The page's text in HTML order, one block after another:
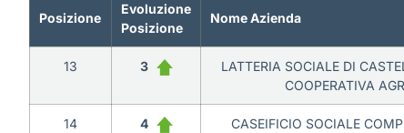
Posizione
Evoluzione
Posizione
Nome Azienda
13 3
LATTERIA SOCIALE DI
COOPERATIVA
14 4
CASEIFICIO SOCIALE